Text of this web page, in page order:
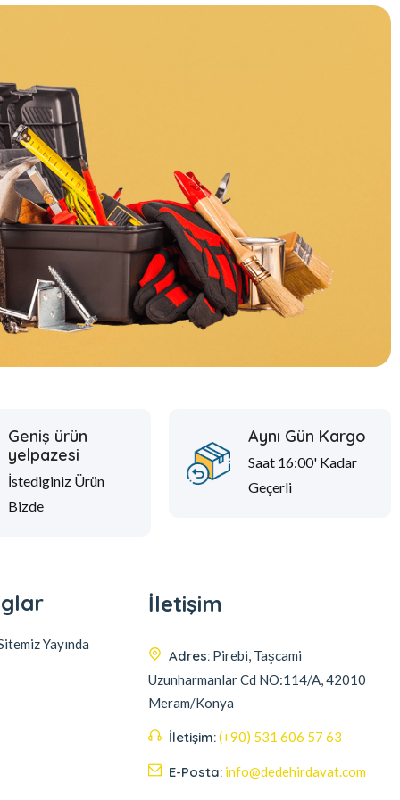
Geniş ürün
yelpazesi
İstediginiz Ürün
Bizde
Aynı Gün Kargo
Saat 16:00' Kadar
Geçerli
Yayında
İletişim
Adres: Pirebi, Taşcami
Uzunharmanlar Cd NO:114/A, 42010
Meram/Konya
İletişim:(+90) 531 606 57 63
E-Posta: info@dedehirdavat.com